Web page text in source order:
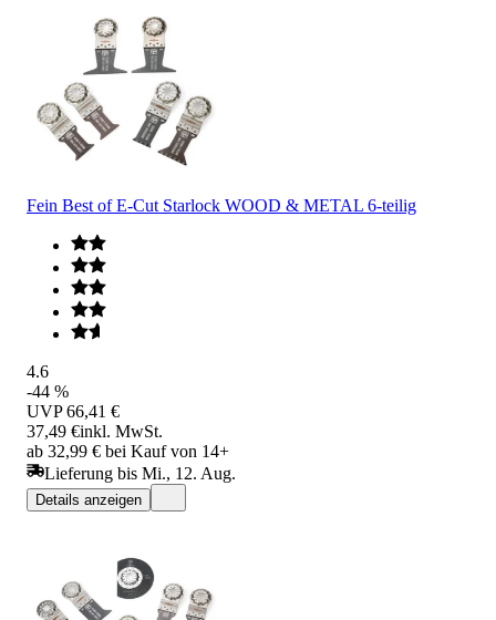
Fein Best of E-Cut Starlock WOOD & METAL 6-teilig
4.6
-44 %
UVP 66,41 €
37,49 €inkl. MwSt.
ab 32,99 € bei Kauf von 14+
Lieferung bis Mi., 12. Aug.
Details anzeigen